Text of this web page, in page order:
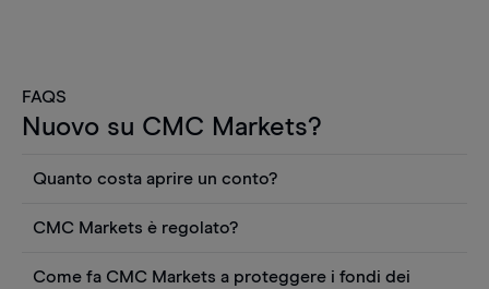
FAQS
Nuovo su CMC Markets?
Quanto costa aprire un conto?
Puoi anche visualizzare gratuitamente i prezzi e
utilizzare strumenti come grafici, notizie Reuters
CMC Markets è regolato?
Come fa CMC Markets a proteggere i fondi dei